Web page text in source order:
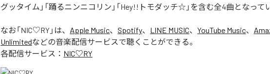
グッタイム」「踊るニンニコリン」「Hey!!トモダッチ☆」を含む全4曲となって
なお「NIC♡RY 」は、 Apple Music、 Spotify、 LINE MUSIC、 YouTube Music、
Unlimitedなどの音楽配信サービスで聴くことができる。
各配信サービス： NIC♡RY